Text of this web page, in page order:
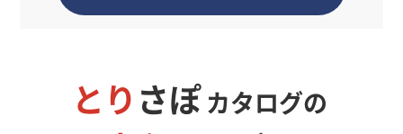
とり さぽカタログの